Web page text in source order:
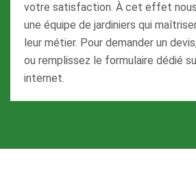
votre satisfaction. À cet effet
une équipe de jardiniers qui
leur métier. Pour demander un
ou remplissez le formulaire dédié
internet.